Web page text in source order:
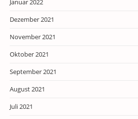
Januar 2022
Dezember 2021
November 2021
Oktober 2021
September 2021
August 2021
Juli 2021